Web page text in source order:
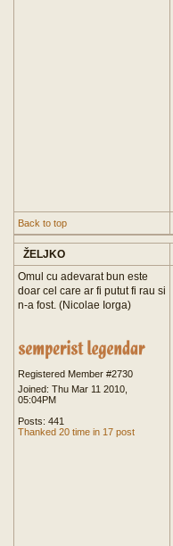
Back to top
ŽELJKO
Omul cu adevarat bun este
doar cel care ar fi putut fi rau si
n-a fost. (Nicolae Iorga)
Registered Member #2730
Joined: Thu Mar 11 2010,
05:04PM
Posts: 441
Thanked 20 time in 17 post